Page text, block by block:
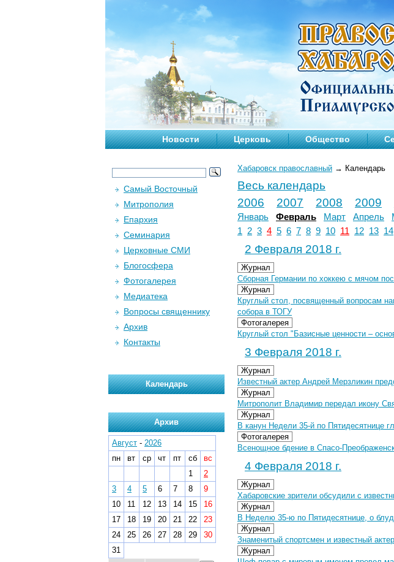
Новости Церковь Общество
Хабаровск православный → Календарь
Весь календарь
2006
2007 2008 2009
Январь Февраль Март Апрель
1
2 3 4 5 6 7 8 9 10 11 12 13 14
2 Февраля 2018 г.
Журнал
Сборная Германии по хоккею с мячом
Журнал
Круглый стол, посвященный вопросам
собора в ТОГУ
Фотогалерея
Круглый стол "Базисные ценности –
3 Февраля 2018 г.
Журнал
Известный актер Андрей Мерзликин
Журнал
Митрополит Владимир передал икону
Журнал
В канун Недели 35-й по Пятидесятнице
Фотогалерея
Всенощное бдение в Спасо-
4 Февраля 2018 г.
Журнал
Хабаровские зрители обсудили с
Журнал
В Неделю 35-ю по Пятидесятнице, о
Журнал
Знаменитый спортсмен и известный
Журнал
Самый Восточный
Митрополия
Епархия
Семинария
Церковные СМИ
Блогосфера
Фотогалерея
Медиатека
Вопросы священнику
Архив
Контакты
Календарь
Архив
Август - 2026
пн
вт ср чт пт сб
вс
1
2
3
4 5 6 7 8
9
10
11 12 13 14 15
16
17
18 19 20 21 22
23
24
25 26 27 28 29
30
31